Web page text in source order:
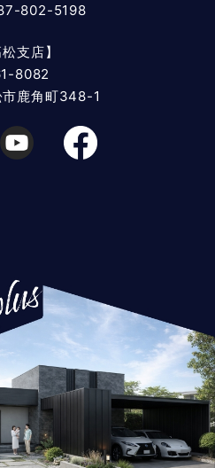
802-5198
松支店】
8082
市鹿角町348-1